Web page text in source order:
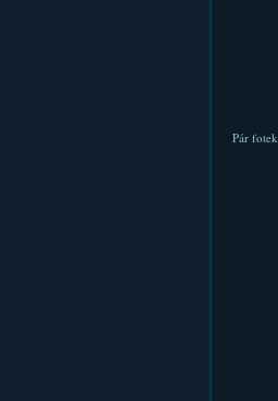
Pár